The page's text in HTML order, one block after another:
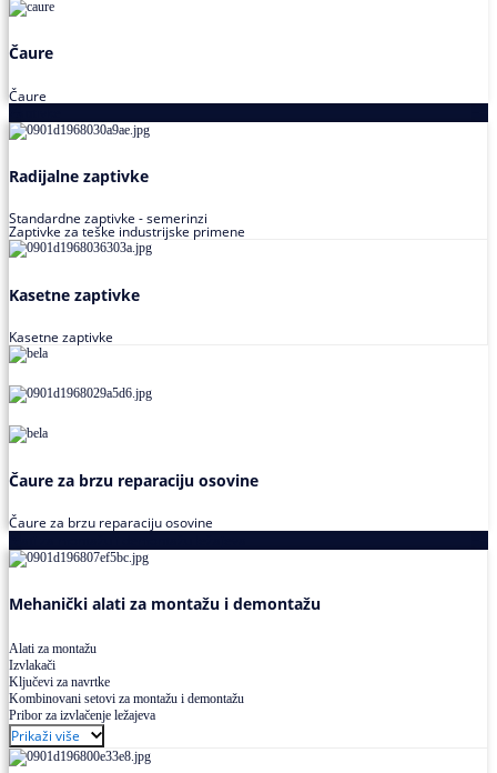
Čaure
Čaure
Radijalne zaptivke
Standardne zaptivke - semerinzi
Zaptivke za teške industrijske primene
Kasetne zaptivke
Kasetne zaptivke
Čaure za brzu reparaciju osovine
Čaure za brzu reparaciju osovine
Mehanički alati za montažu i demontažu
Alati za montažu
Izvlakači
Ključevi za navrtke
Kombinovani setovi za montažu i demontažu
Pribor za izvlačenje ležajeva
Prikaži više